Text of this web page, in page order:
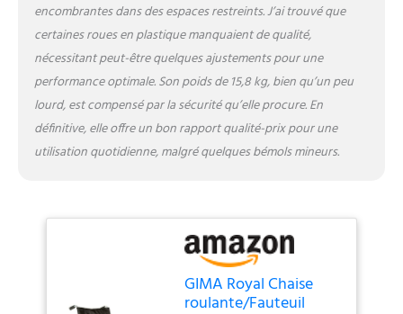
encombrantes dans des espaces restreints. J’ai trouvé que
certaines roues en plastique manquaient de qualité,
nécessitant peut-être quelques ajustements pour une
performance optimale. Son poids de 15,8 kg, bien qu’un peu
lourd, est compensé par la sécurité qu’elle procure. En
définitive, elle offre un bon rapport qualité-prix pour une
utilisation quotidienne, malgré quelques bémols mineurs.
GIMA Royal Chaise
roulante/Fauteuil